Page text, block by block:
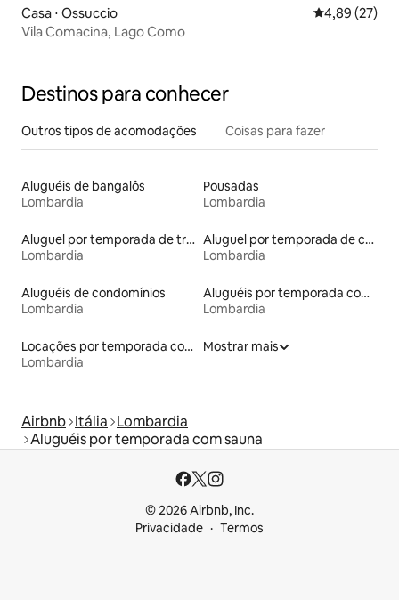
Casa ⋅ Ossuccio 4,89 de uma
4,89 (27)
Vila Comacina, Lago Como
Destinos para conhecer
Outros tipos de acomodações Coisas para fazer
Aluguéis de bangalôs
Lombardia
Pousadas
Lombardia
Aluguel por temporada de trailers
Lombardia
Aluguel por temporada de castelos
Lombardia
Aluguéis de condomínios
Lombardia
Aluguéis por temporada com caiaque
Lombardia
Locações por temporada com piscina
Lombardia
Mostrar mais
Airbnb Itália Lombardia
Aluguéis por temporada com sauna
© 2026 Airbnb, Inc.
Privacidade
Termos